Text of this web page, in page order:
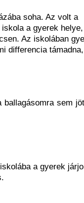
soha. Az volt a
a gyerek
Az iskolában
differencia
sem
a gyerek